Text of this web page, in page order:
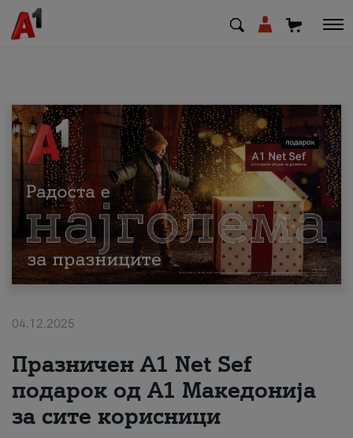
МК EN SQ
Приватни Деловни
Поддршка
Надополни кредит
За нас
#ПодобарОнлајн
04.12.2025
Празничен A1 Net Sеf
подарок од А1 Македонија
за сите корисници